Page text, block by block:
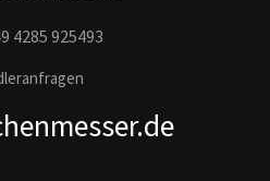
4285 925493